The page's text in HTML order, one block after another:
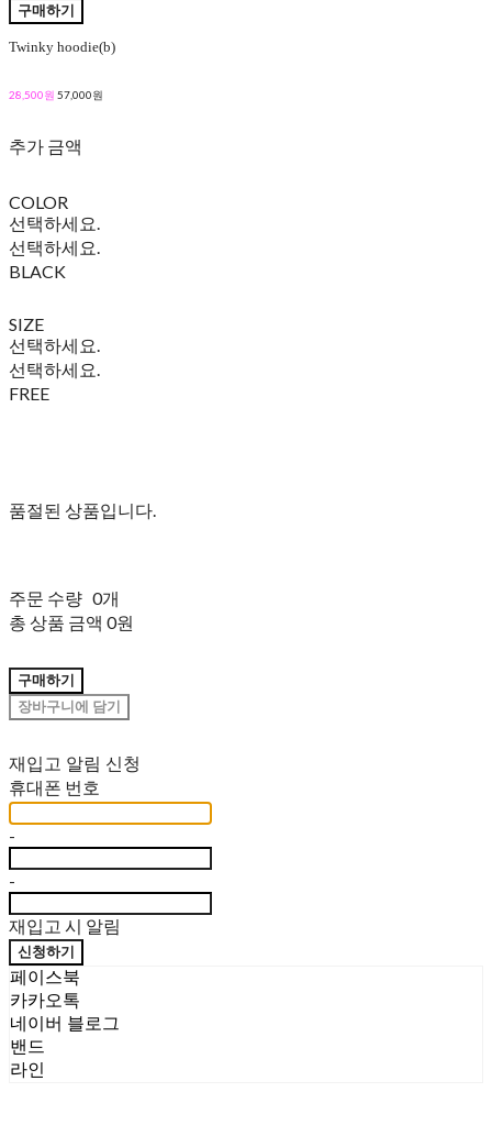
구매하기
Twinky hoodie(b)
28,500원 57,000원
추가 금액
COLOR
선택하세요.
선택하세요.
BLACK
SIZE
선택하세요.
선택하세요.
FREE
품절된 상품입니다.
주문 수량 0개
총 상품 금액 0원
구매하기
장바구니에 담기
재입고 알림 신청
휴대폰 번호
-
-
재입고 시 알림
신청하기
페이스북
카카오톡
네이버 블로그
밴드
라인